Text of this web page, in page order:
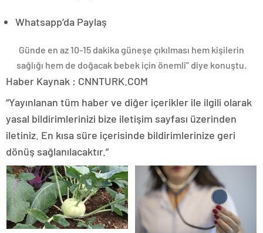
Whatsapp’da Paylaş
Günde en az 10-15 dakika güneşe çıkılması hem kişilerin
sağlığı hem de doğacak bebek için önemli” diye konuştu.
Haber Kaynak : CNNTURK.COM
“Yayınlanan tüm haber ve diğer içerikler ile ilgili olarak
yasal bildirimlerinizi bize iletişim sayfası üzerinden
iletiniz. En kısa süre içerisinde bildirimlerinize geri
dönüş sağlanılacaktır.”